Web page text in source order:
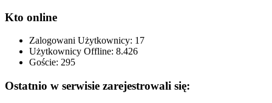
Kto online
Zalogowani Użytkownicy: 17
Użytkownicy Offline: 8.426
Goście: 295
Ostatnio w serwisie zarejestrowali się: